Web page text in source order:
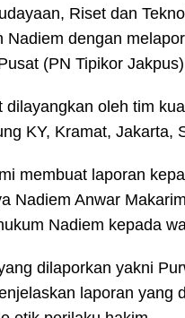
Riset dan
Nadiem dengan
(PN Tipikor
dilayangkan oleh tim
KY, Kramat, Jakarta,
membuat laporan
Nadiem Anwar
Nadiem kepada
dilaporkan yakni
laporan yang